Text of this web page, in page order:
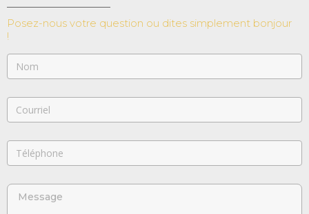
Posez-nous votre question ou dites simplement bonjour
!